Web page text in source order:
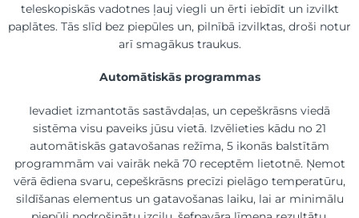
teleskopiskās vadotnes ļauj viegli un ērti iebīdīt un izvilkt
paplātes. Tās slīd bez piepūles un, pilnībā izvilktas, droši notur
arī smagākus traukus.
Automātiskās programmas
Ievadiet izmantotās sastāvdaļas, un cepeškrāsns viedā
sistēma visu paveiks jūsu vietā. Izvēlieties kādu no 21
automātiskās gatavošanas režīma, 5 ikonās balstītām
programmām vai vairāk nekā 70 receptēm lietotnē. Ņemot
vērā ēdiena svaru, cepeškrāsns precīzi pielāgo temperatūru,
sildīšanas elementus un gatavošanas laiku, lai ar minimālu